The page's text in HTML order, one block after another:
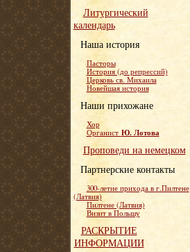
Литургический
календарь
Наша история
Пасторы
История (до репрессий)
Церковь св. Михаила
Новейшая история
Наши прихожане
Хор
Органист Ю. Лотова
Проповеди на немецком
Партнерские контакты
300-летие прихода в г.Пилтене
(Латвия)
Пилтене (Латвия)
Визит в Польшу
РАСКРЫТИЕ
ИНФОРМАЦИИ